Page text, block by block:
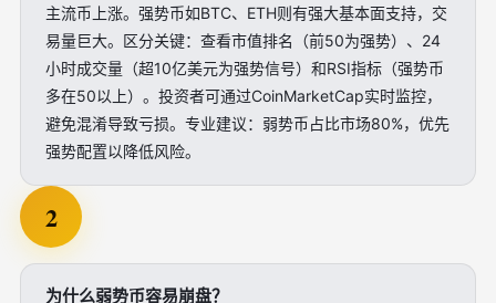
主流币上涨。强势币如BTC、ETH则有强大基本面支持，交
易量巨大。区分关键：查看市值排名（前50为强势）、24
小时成交量（超10亿美元为强势信号）和RSI指标（强势币
多在50以上）。投资者可通过CoinMarketCap实时监控，
避免混淆导致亏损。专业建议：弱势币占比市场80%，优先
强势配置以降低风险。
2
为什么弱势币容易崩盘？